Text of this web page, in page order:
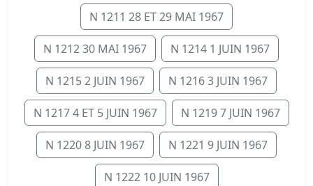
N 1211 28 ET 29 MAI 1967
N 1212 30 MAI 1967 N 1214 1 JUIN 1967
N 1215 2 JUIN 1967 N 1216 3 JUIN 1967
N 1217 4 ET 5 JUIN 1967 N 1219 7 JUIN 1967
N 1220 8 JUIN 1967 N 1221 9 JUIN 1967
N 1222 10 JUIN 1967